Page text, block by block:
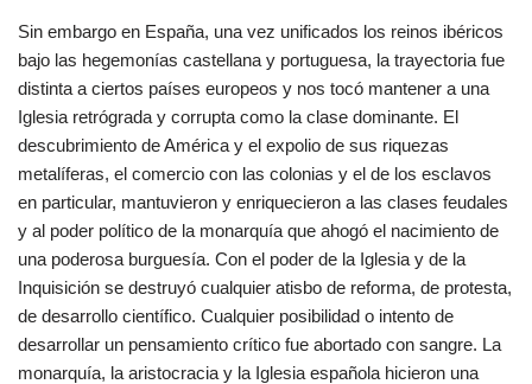
Sin embargo en España, una vez unificados los reinos ibéricos
bajo las hegemonías castellana y portuguesa, la trayectoria fue
distinta a ciertos países europeos y nos tocó mantener a una
Iglesia retrógrada y corrupta como la clase dominante. El
descubrimiento de América y el expolio de sus riquezas
metalíferas, el comercio con las colonias y el de los esclavos
en particular, mantuvieron y enriquecieron a las clases feudales
y al poder político de la monarquía que ahogó el nacimiento de
una poderosa burguesía. Con el poder de la Iglesia y de la
Inquisición se destruyó cualquier atisbo de reforma, de protesta,
de desarrollo científico. Cualquier posibilidad o intento de
desarrollar un pensamiento crítico fue abortado con sangre. La
monarquía, la aristocracia y la Iglesia española hicieron una